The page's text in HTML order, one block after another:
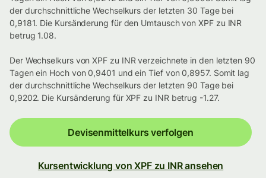
der durchschnittliche Wechselkurs der letzten 30 Tage bei
0,9181. Die Kursänderung für den Umtausch von XPF zu INR
betrug 1.08.
Der Wechselkurs von XPF zu INR verzeichnete in den letzten 90
Tagen ein Hoch von 0,9401 und ein Tief von 0,8957. Somit lag
der durchschnittliche Wechselkurs der letzten 90 Tage bei
0,9202. Die Kursänderung für XPF zu INR betrug -1.27.
Devisenmittelkurs verfolgen
Kursentwicklung von XPF zu INR ansehen